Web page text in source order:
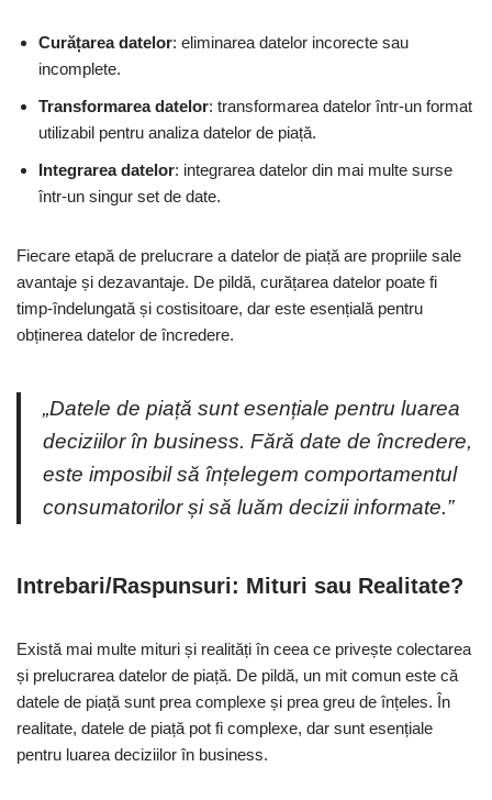
Curățarea datelor: eliminarea datelor incorecte sau
incomplete.
Transformarea datelor: transformarea datelor într-un format
utilizabil pentru analiza datelor de piață.
Integrarea datelor: integrarea datelor din mai multe surse
într-un singur set de date.
Fiecare etapă de prelucrare a datelor de piață are propriile sale
avantaje și dezavantaje. De pildă, curățarea datelor poate fi
timp-îndelungată și costisitoare, dar este esențială pentru
obținerea datelor de încredere.
„Datele de piață sunt esențiale pentru luarea
deciziilor în business. Fără date de încredere,
este imposibil să înțelegem comportamentul
consumatorilor și să luăm decizii informate.”
Intrebari/Raspunsuri: Mituri sau Realitate?
Există mai multe mituri și realități în ceea ce privește colectarea
și prelucrarea datelor de piață. De pildă, un mit comun este că
datele de piață sunt prea complexe și prea greu de înțeles. În
realitate, datele de piață pot fi complexe, dar sunt esențiale
pentru luarea deciziilor în business.